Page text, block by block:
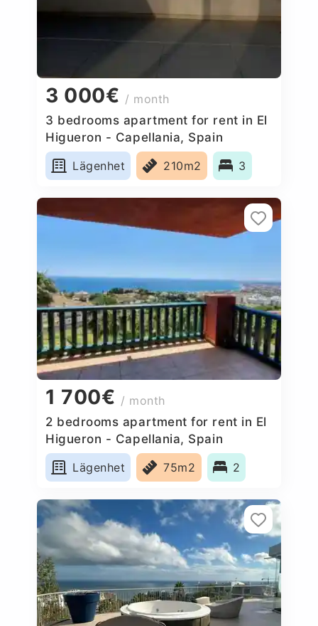
3 000€ / month
3 bedrooms apartment for rent in El
Higueron - Capellania, Spain
Lägenhet
210m2 3
1 700€ / month
2 bedrooms apartment for rent in El
Higueron - Capellania, Spain
Lägenhet
75m2 2